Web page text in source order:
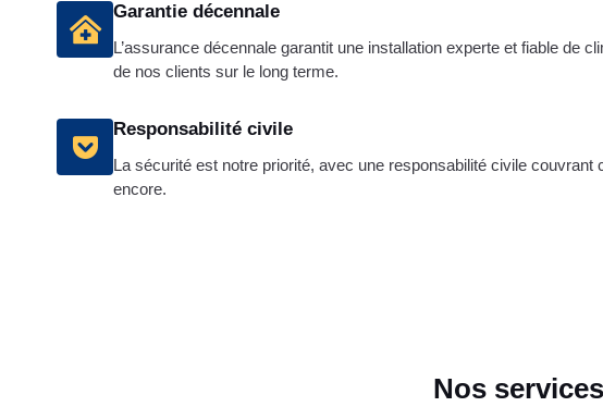
Garantie décennale
L’assurance décennale garantit une installation experte et fiable de
de nos clients sur le long terme.
Responsabilité civile
La sécurité est notre priorité, avec une responsabilité civile couvrant
encore.
Nos